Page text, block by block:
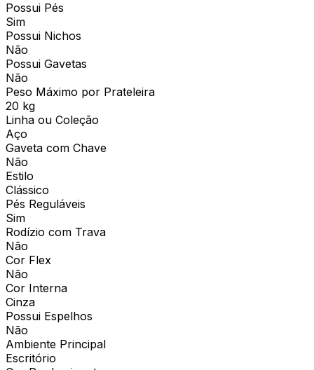
Possui Pés
Sim
Possui Nichos
Não
Possui Gavetas
Não
Peso Máximo por Prateleira
20 kg
Linha ou Coleção
Aço
Gaveta com Chave
Não
Estilo
Clássico
Pés Reguláveis
Sim
Rodízio com Trava
Não
Cor Flex
Não
Cor Interna
Cinza
Possui Espelhos
Não
Ambiente Principal
Escritório